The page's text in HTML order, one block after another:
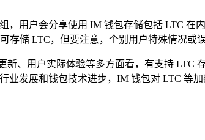
用户会分享使用 IM 钱包存储包括 LTC 在
储 LTC，但要注意，个别用户特殊情况或
、用户实际体验等多方面看，有支持 LTC
发展和钱包技术进步，IM 钱包对 LTC 等